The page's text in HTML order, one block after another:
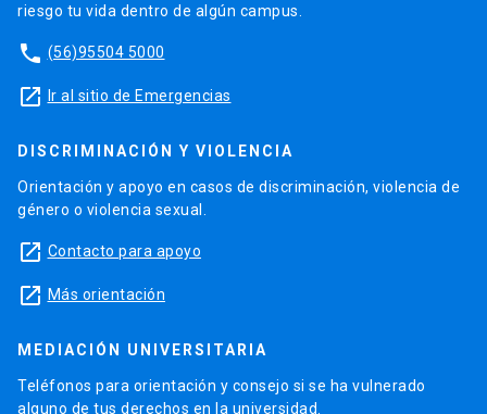
riesgo tu vida dentro de algún campus.
phone (56)95504 5000
launch Ir al sitio de Emergencias
DISCRIMINACIÓN Y VIOLENCIA
Orientación y apoyo en casos de discriminación, violencia de
género o violencia sexual.
launch Contacto para apoyo
launch Más orientación
MEDIACIÓN UNIVERSITARIA
Teléfonos para orientación y consejo si se ha vulnerado
alguno de tus derechos en la universidad.